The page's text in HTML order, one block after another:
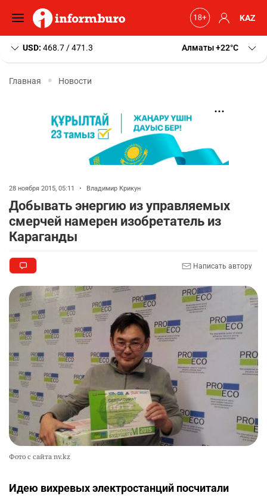
KAZ
USD: 468.7 / 471.3 Алматы+22 C
Главная Новости
28 ноября 2015, 05:11 • Владимир Крикун
Добывать энергию из управляемых
смерчей намерен изобретатель из
Караганды
Написать автору
Фото с сайта nv.kz
Идею вихревых электростанций посчитали